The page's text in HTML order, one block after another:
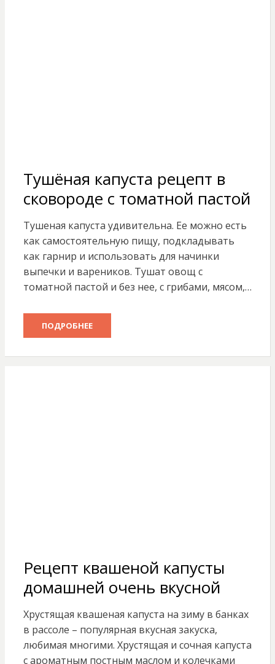
Тушёная капуста рецепт в
сковороде с томатной пастой
Тушеная капуста удивительна. Ее можно есть
как самостоятельную пищу, подкладывать
как гарнир и использовать для начинки
выпечки и вареников. Тушат овощ с
томатной пастой и без нее, с грибами, мясом,…
ПОДРОБНЕЕ
Рецепт квашеной капусты
домашней очень вкусной
Хрустящая квашеная капуста на зиму в банках
в рассоле – популярная вкусная закуска,
любимая многими. Хрустящая и сочная капуста
с ароматным постным маслом и колечками